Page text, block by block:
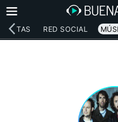
RED SOCIAL